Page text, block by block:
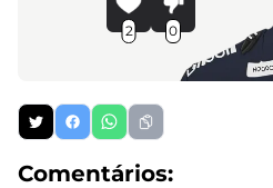
2 0
Comentários: